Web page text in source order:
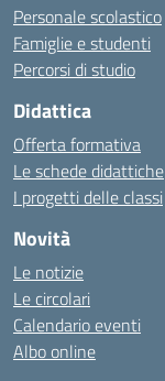
Personale scolastico
Famiglie e studenti
Percorsi di studio
Didattica
Offerta formativa
Le schede didattiche
I progetti delle classi
Novità
Le notizie
Le circolari
Calendario eventi
Albo online